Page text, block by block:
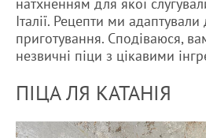
натхненням для якої
Італії. Рецепти ми
приготування. Сподіваюся,
незвичні піци з цікавими
ПІЦА ЛЯ КАТАНІЯ